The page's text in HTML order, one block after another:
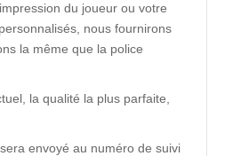
du joueur ou votre
nous fournirons
la même que la police
la qualité la plus parfaite,
envoyé au numéro de suivi